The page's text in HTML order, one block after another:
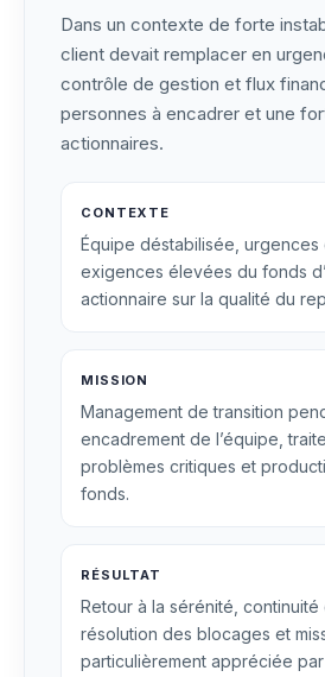
Dans un contexte de forte
client devait remplacer en
contrôle de gestion et flux
personnes à encadrer et une
actionnaires.
CONTEXTE
Équipe déstabilisée, urgences
exigences élevées du fonds
actionnaire sur la qualité du
MISSION
Management de transition
encadrement de l’équipe,
problèmes critiques et
fonds.
RÉSULTAT
Retour à la sérénité, continuité
résolution des blocages et
particulièrement appréciée